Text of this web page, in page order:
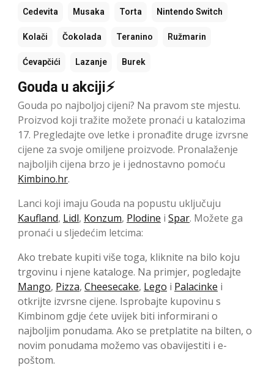
Cedevita Musaka Torta Nintendo Switch
Kolači Čokolada Teranino Ružmarin
Ćevapčići Lazanje Burek
Gouda u akciji⚡
Gouda po najboljoj cijeni? Na pravom ste mjestu.
Proizvod koji tražite možete pronaći u katalozima
17. Pregledajte ove letke i pronađite druge izvrsne
cijene za svoje omiljene proizvode. Pronalaženje
najboljih cijena brzo je i jednostavno pomoću
Kimbino.hr.
Lanci koji imaju Gouda na popustu uključuju
Kaufland, Lidl, Konzum, Plodine i Spar. Možete ga
pronaći u sljedećim letcima:
Ako trebate kupiti više toga, kliknite na bilo koju
trgovinu i njene kataloge. Na primjer, pogledajte
Mango, Pizza, Cheesecake, Lego i Palacinke i
otkrijte izvrsne cijene. Isprobajte kupovinu s
Kimbinom gdje ćete uvijek biti informirani o
najboljim ponudama. Ako se pretplatite na bilten, o
novim ponudama možemo vas obavijestiti i e-
poštom.